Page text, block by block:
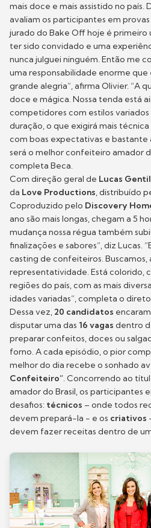
mais doce e mais assistido no país.
avaliam os participantes em
jurado do Bake Off hoje é primeiro
ter sido convidado e uma
nunca julguei ninguém. Então me
uma responsabilidade enorme que
grande alegria”, afirma Olivier. “A
doce e mágica. Nossa tenda está
competidores com estilos
duração, o que exigirá mais
com boas expectativas e bastante
será o melhor confeiteiro amador
completa Beca.
Com direção geral de Lucas Gentil
da Love Productions, distribuído
Coproduzido pelo Discovery
ano são mais longas, chegam a 5
mudança nossa régua também
finalizações e sabores”, diz Lucas.
casting de confeiteiros.
representatividade. Está colorido,
regiões do país, com as mais
idades variadas”, completa o
Dessa vez, 20 candidatos
disputar uma das 16 vagas dentro
preparar confeitos, doces ou
forno. A cada episódio, o pior
melhor do dia recebe o sonhado
Confeiteiro”. Concorrendo ao
amador do Brasil, os participantes
desafios: técnicos – onde todos
devem prepará-la - e os criativos
devem fazer receitas dentro de